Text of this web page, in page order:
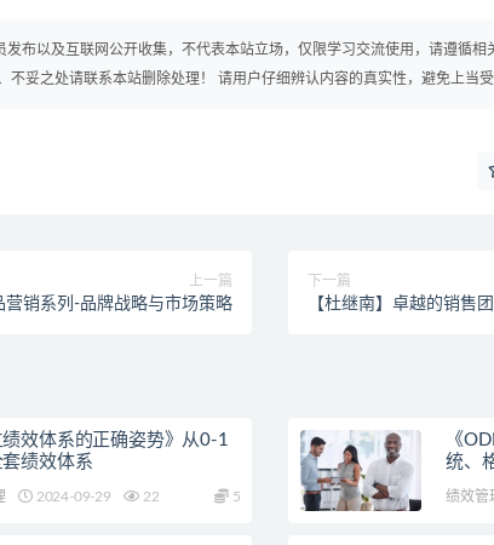
发布以及互联网公开收集，不代表本站立场，仅限学习交流使用，请遵循
不妥之处请联系本站删除处理！ 请用户仔细辨认内容的真实性，避免上当受
上一篇
营销系列-品牌战略与市场策略
下一篇
【杜继南】卓越的销售
绩效体系的正确姿势》从0-1
绩效体系
2024-09-29 22 5
《
统、
绩效管